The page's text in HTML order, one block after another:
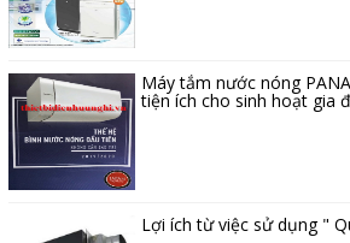
Máy tắm nước nóng
tiện ích cho sinh hoạt gia
Lợi ích từ việc sử dụng "